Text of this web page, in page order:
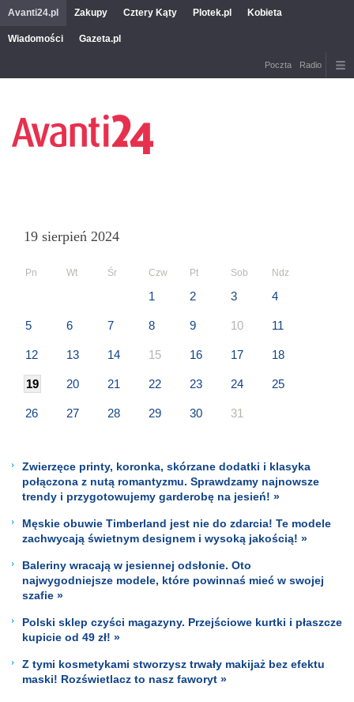
Avanti24.pl Zakupy Cztery Kąty Plotek.pl Kobieta
Wiadomości Gazeta.pl
Poczta Radio
19 sierpień 2024
Pn Wt Śr Czw Pt Sob Ndz
1 2 3 4
5 6 7 8 9 10 11
12 13 14 15 16 17 18
19 20 21 22 23 24 25
26 27 28 29 30 31
Zwierzęce printy, koronka, skórzane dodatki i klasyka
połączona z nutą romantyzmu. Sprawdzamy najnowsze
trendy i przygotowujemy garderobę na jesień! »
Męskie obuwie Timberland jest nie do zdarcia! Te modele
zachwycają świetnym designem i wysoką jakością! »
Baleriny wracają w jesiennej odsłonie. Oto
najwygodniejsze modele, które powinnaś mieć w swojej
szafie »
Polski sklep czyści magazyny. Przejściowe kurtki i płaszcze
kupicie od 49 zł! »
Z tymi kosmetykami stworzysz trwały makijaż bez efektu
maski! Rozświetlacz to nasz faworyt »